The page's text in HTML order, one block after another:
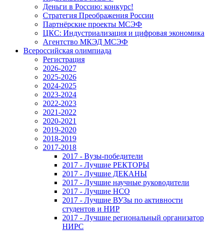
Деньги в Россию: конкурс!
Стратегия Преображения России
Партнёрские проекты МСЭФ
ЦКС: Индустриализация и цифровая экономика
Агентство МКЭД МСЭФ
Всероссийская олимпиада
Регистрация
2026-2027
2025-2026
2024-2025
2023-2024
2022-2023
2021-2022
2020-2021
2019-2020
2018-2019
2017-2018
2017 - Вузы-победители
2017 - Лучшие РЕКТОРЫ
2017 - Лучшие ДЕКАНЫ
2017 - Лучшие научные руководители
2017 - Лучшие НСО
2017 - Лучшие ВУЗы по активности
студентов и НИР
2017 - Лучшие региональный организатор
НИРС